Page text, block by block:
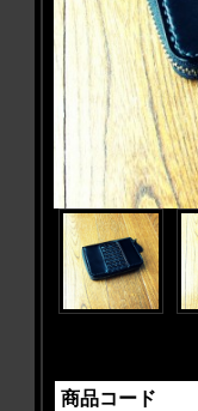
商品コード